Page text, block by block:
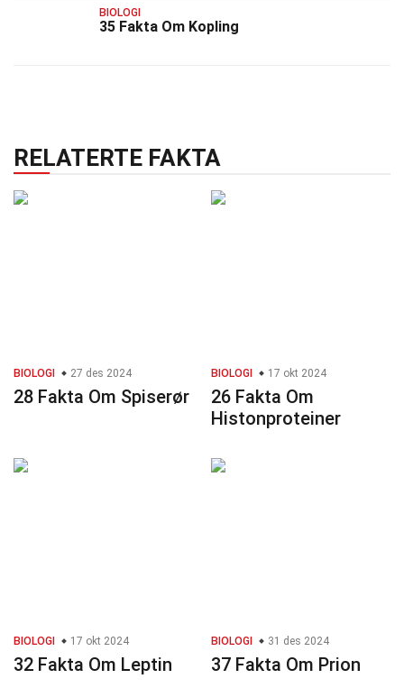
BIOLOGI
35 Fakta Om Kopling
RELATERTE FAKTA
BIOLOGI 27 des 2024
28 Fakta Om Spiserør
BIOLOGI 17 okt 2024
26 Fakta Om
Histonproteiner
BIOLOGI 17 okt 2024
32 Fakta Om Leptin
BIOLOGI 31 des 2024
37 Fakta Om Prion